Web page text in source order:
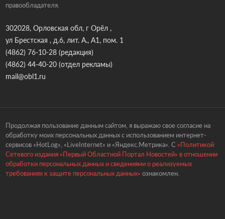
правообладателя.
302028, Орловская обл, г Орёл ,
ул Брестская , д.6, лит. А., А1, пом. 1
(4862) 76-10-28(редакция)
(4862) 44-40-20(отдел рекламы)
mail@obl1.ru
Продолжая пользование данным сайтом, я выражаю свое согласие на
обработку моих персональных данных с использованием интернет-
сервисов «HotLog», «LiveInternet» и «Яндекс.Метрика». С «Политикой
Сетевого издания «Первый Областной Портал Новостей» в отношении
обработки персональных данных и сведениями о реализуемых
требованиях к защите персональных данных» ознакомлен.